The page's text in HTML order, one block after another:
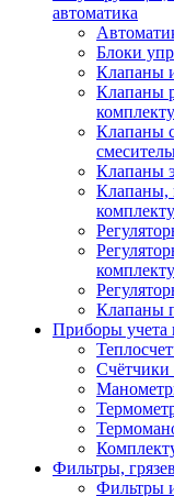
автоматика
Блоки
Клапаны
Клапаны
Клапаны
Клапаны
Клапаны,
Клапаны
Приборы
Фильтры,
Фильтры